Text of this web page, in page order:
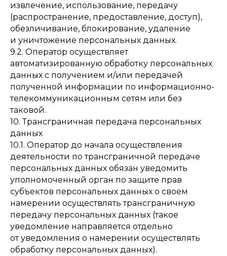
извлечение, использование, передачу
(распространение, предоставление, доступ),
обезличивание, блокирование, удаление
и уничтожение персональных данных.
9.2. Оператор осуществляет
автоматизированную обработку персональных
данных с получением и/или передачей
полученной информации по информационно-
телекоммуникационным сетям или без
таковой.
10. Трансграничная передача персональных
данных
10.1. Оператор до начала осуществления
деятельности по трансграничной передаче
персональных данных обязан уведомить
уполномоченный орган по защите прав
субъектов персональных данных о своем
намерении осуществлять трансграничную
передачу персональных данных (такое
уведомление направляется отдельно
от уведомления о намерении осуществлять
обработку персональных данных).